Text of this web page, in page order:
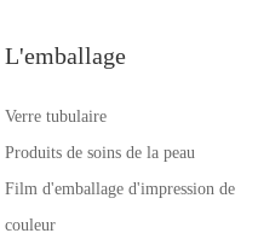
L'emballage
Verre tubulaire
Produits de soins de la peau
Film d'emballage d'impression de
couleur